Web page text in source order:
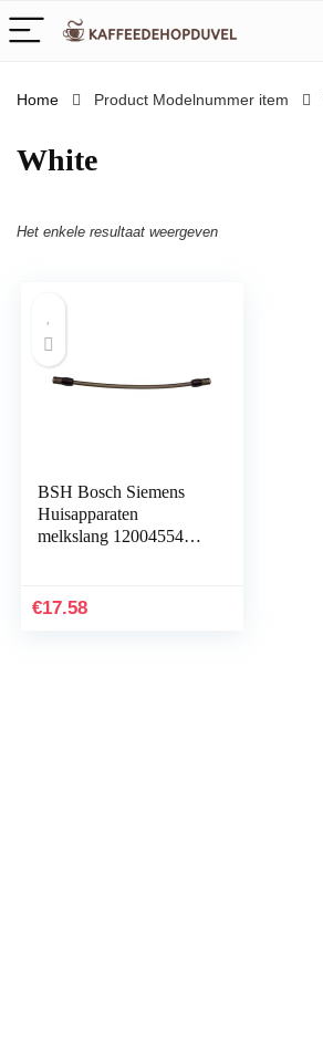
Home Product Modelnummer item
‎White
Het enkele resultaat weergeven
BSH Bosch Siemens
Huisapparaten
melkslang 12004554
€17.58